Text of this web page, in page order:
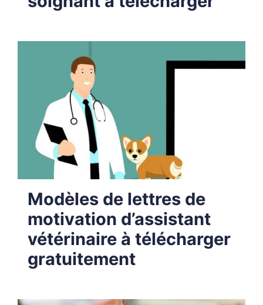
Modèles de lettres de
motivation d’assistant
vétérinaire à télécharger
gratuitement